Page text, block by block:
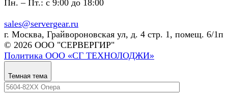
Пн. – Пт.: с 9:00 до 18:00
sales@servergear.ru
г. Москва, Грайвороновская ул, д. 4 стр. 1, помещ. 6/1п
© 2026 ООО "СЕРВЕРГИР"
Политика ООО «СГ ТЕХНОЛОДЖИ»
Темная тема